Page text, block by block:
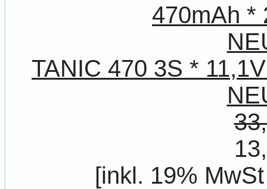
TANIC 470 3S *
[inkl. 19%